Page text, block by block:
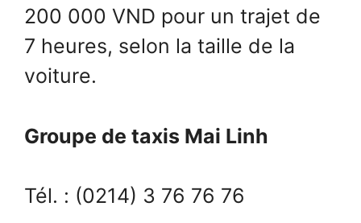
200 000 VND pour un trajet de
7 heures, selon la taille de la
voiture.
Groupe de taxis Mai Linh
Tél. : (0214) 3 76 76 76